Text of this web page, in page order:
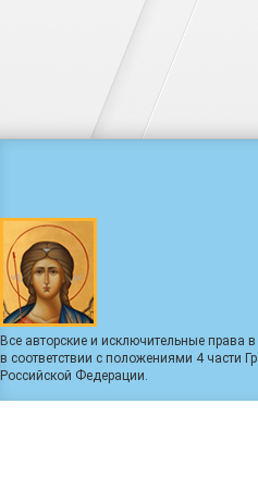
Все авторские и исключительные права
в соответствии с положениями 4 части
Российской Федерации.